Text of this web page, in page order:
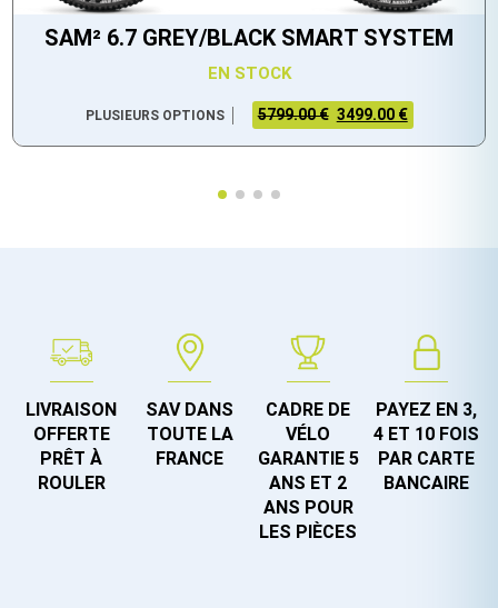
SAM² 6.7 GREY/BLACK SMART SYSTEM
EN STOCK
PLUSIEURS OPTIONS 5799.00 € 3499.00 €
LIVRAISON
OFFERTE
PRÊT À
ROULER
SAV DANS
TOUTE LA
FRANCE
CADRE DE
VÉLO
GARANTIE 5
ANS ET 2
ANS POUR
LES PIÈCES
PAYEZ EN 3,
4 ET 10 FOIS
PAR CARTE
BANCAIRE